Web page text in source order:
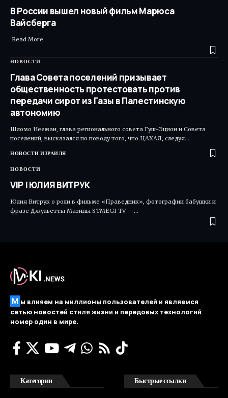
В России вышел новый фильм Марюса
Вайсберга
​ Read More
НОВОСТИ
Глава Совета поселений призывает
общественность протестовать против
передачи сирот из Газы в Палестинскую
автономию
Шломо Нееман, глава регионального совета Гуш-Эцион и Совета
поселений, высказался по поводу того, что ЦАХАЛ, следуя…
НОВОСТИ ИЗРАИЛЯ
НОВОСТИ
VIP | ЮЛИЯ ВИТРУК
Юлия Витрук о роли в фильме «Праведник», фотографии бабушки и
фразе Джульетты Мазины STMEGI TV —…
М ы влияем на миллионы пользователей и являемся
сетью новостей стиля жизни и передовых технологий
номер один в мире.
Категории Быстрые ссылки